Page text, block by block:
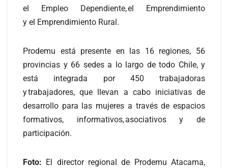
el Empleo Dependiente, el Emprendimiento
y el Emprendimiento Rural.
Prodemu está presente en las 16 regiones, 56
provincias y 66 sedes a lo largo de todo Chile, y
está integrada por 450 trabajadoras
y trabajadores, que llevan a cabo iniciativas de
desarrollo para las mujeres a través de espacios
formativos, informativos, asociativos y de
participación.
Foto: El director regional de Prodemu Atacama,